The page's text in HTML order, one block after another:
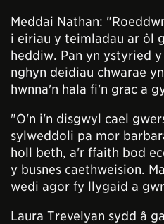
Meddai Nathan:
i eiriau y teimladau ar ôl
heddiw. Pan yn ystyried
nghyn deidiau chwarae
hwnna'n hala fi'n grac a
"O'n i'n disgwyl cael
sylweddoli pa mor
holl beth, a'r ffaith bod
y busnes caethweision.
wedi agor fy llygaid a
Laura Trevelyan sydd â